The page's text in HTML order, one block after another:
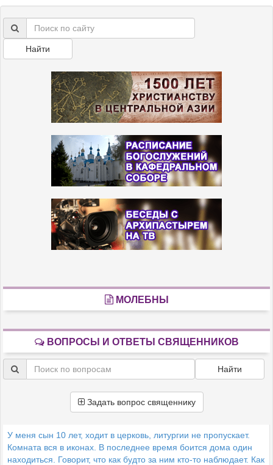
Найти
МОЛЕБНЫ
ВОПРОСЫ И ОТВЕТЫ СВЯЩЕННИКОВ
Найти
Задать вопрос священнику
У меня сын 10 лет, ходит в церковь, литургии не пропускает.
Комната вся в иконах. В последнее время боится дома один
находиться. Говорит, что как будто за ним кто-то наблюдает. Как